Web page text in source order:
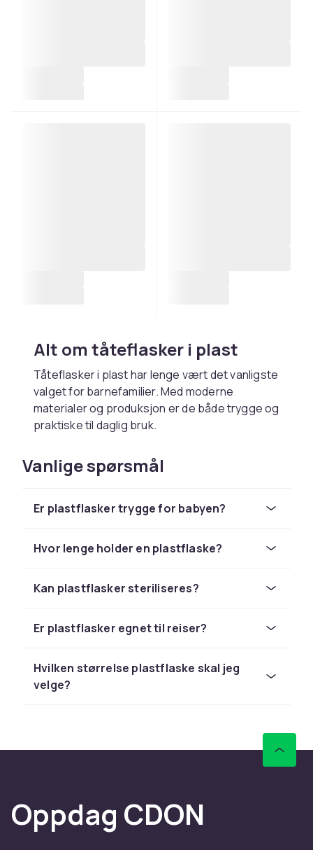
Alt om tåteflasker i plast
Tåteflasker i plast har lenge vært det vanligste
valget for barnefamilier. Med moderne
materialer og produksjon er de både trygge og
praktiske til daglig bruk.
Plastflasker er oppvaskmaskinsikre men sjekk
flasker som har blitt riper eller skadet da riper
Miljøhensyn
Velg kvalitetsplastflasker beregnet for lang
merker med miljøengasjement.
Vanlige spørsmål
Er plastflasker trygge for babyen?
Hvor lenge holder en plastflaske?
Kan plastflasker steriliseres?
Er plastflasker egnet til reiser?
Hvilken størrelse plastflaske skal jeg
velge?
Oppdag CDON